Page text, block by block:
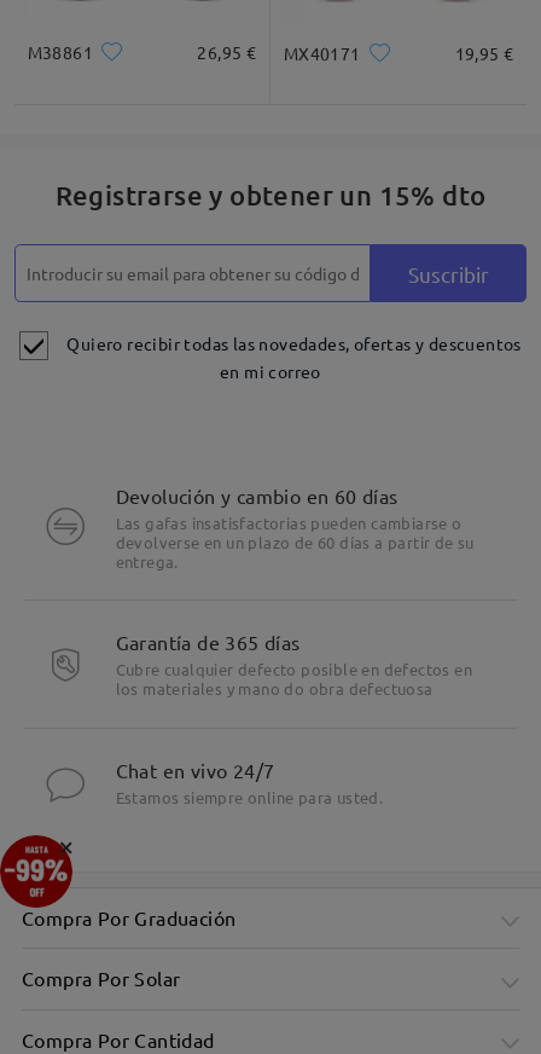
M38861 26,95 € MX40171 19,95 €
Registrarse y obtener un 15% dto
Suscribir
Quiero recibir todas las novedades, ofertas y descuentos
en mi correo
Devolución y cambio en 60 días
Las gafas insatisfactorias pueden cambiarse o
devolverse en un plazo de 60 días a partir de su
entrega.
Garantía de 365 días
Cubre cualquier defecto posible en defectos en
los materiales y mano do obra defectuosa
Chat en vivo 24/7
Estamos siempre online para usted.
Compra Por Graduación
Compra Por Solar
Compra Por Cantidad
×